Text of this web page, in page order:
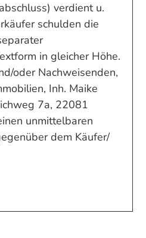
verdient u.
schulden die
in gleicher Höhe.
oder Nachweisenden,
Inh. Maike
7a, 22081
unmittelbaren
dem Käufer/